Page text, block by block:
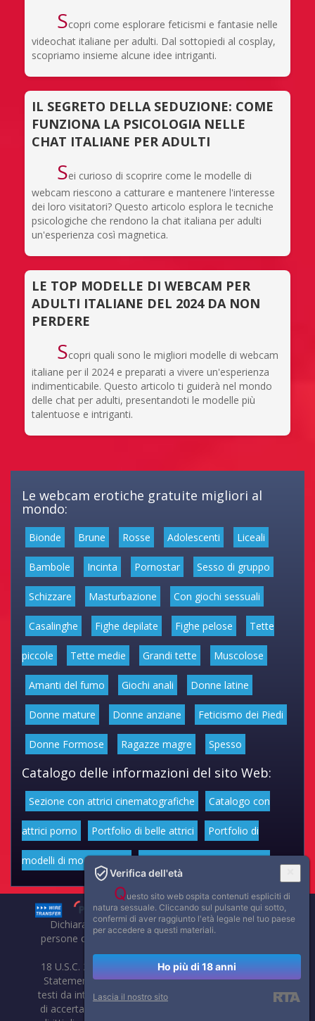
Scopri come esplorare feticismi e fantasie nelle
videochat italiane per adulti. Dal sottopiedi al cosplay,
scopriamo insieme alcune idee intriganti.
IL SEGRETO DELLA SEDUZIONE: COME
FUNZIONA LA PSICOLOGIA NELLE
CHAT ITALIANE PER ADULTI
Sei curioso di scoprire come le modelle di
webcam riescono a catturare e mantenere l'interesse
dei loro visitatori? Questo articolo esplora le tecniche
psicologiche che rendono la chat italiana per adulti
un'esperienza così magnetica.
LE TOP MODELLE DI WEBCAM PER
ADULTI ITALIANE DEL 2024 DA NON
PERDERE
Scopri quali sono le migliori modelle di webcam
italiane per il 2024 e preparati a vivere un'esperienza
indimenticabile. Questo articolo ti guiderà nel mondo
delle chat per adulti, presentandoti le modelle più
talentuose e intriganti.
Le webcam erotiche gratuite migliori al
mondo:
Bionde Brune Rosse Adolescenti Liceali
Bambole Incinta Pornostar Sesso di gruppo
Schizzare Masturbazione Con giochi sessuali
Casalinghe Fighe depilate Fighe pelose Tette
piccole Tette medie Grandi tette Muscolose
Amanti del fumo Giochi anali Donne latine
Donne mature Donne anziane Feticismo dei Piedi
Donne Formose Ragazze magre Spesso
Catalogo delle informazioni del sito Web:
Sezione con attrici cinematografiche Catalogo con
attrici porno Portfolio di belle attrici Portfolio di
modelli di moda volgari Affascinanti star dello sport
Dichiarazione di non responsabilità: tutti i membri e le
persone che compaiono su questo sito hanno almeno 18
anni.
18 U.S.C. 2257 Record-Keeping Requirements Compliance
Statement. Affaritaliani, prima di pubblicare foto, video o
testi da internet, compie tutte le opportune verifiche al fine
di accertarne il libero regime di circolazione e non violare i
Verifica dell'età
Questo sito web ospita contenuti espliciti di
natura sessuale. Cliccando sul pulsante qui sotto,
confermi di aver raggiunto l'età legale nel tuo paese
per accedere a questi materiali.
Ho più di 18 anni
Lascia il nostro sito